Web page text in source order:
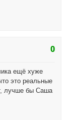
0
ещё хуже
это реальные
лучше бы Саша